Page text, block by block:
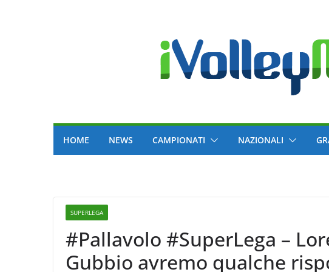
HOME NEWS CAMPIONATI NAZIONALI
SUPERLEGA
#Pallavolo #SuperLega –
Gubbio avremo qualche